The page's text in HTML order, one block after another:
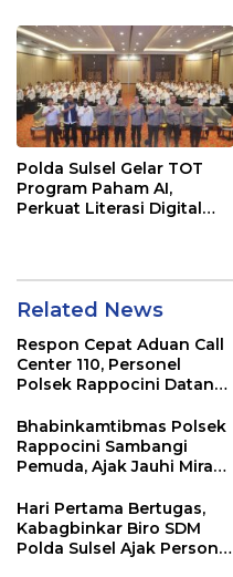
Polda Sulsel Gelar TOT
Program Paham AI,
Perkuat Literasi Digital
Related News
Respon Cepat Aduan Call
Center 110, Personel
Polsek Rappocini Datangi
Bhabinkamtibmas Polsek
Rappocini Sambangi
Pemuda, Ajak Jauhi Miras,
Hari Pertama Bertugas,
Kabagbinkar Biro SDM
Polda Sulsel Ajak Personel